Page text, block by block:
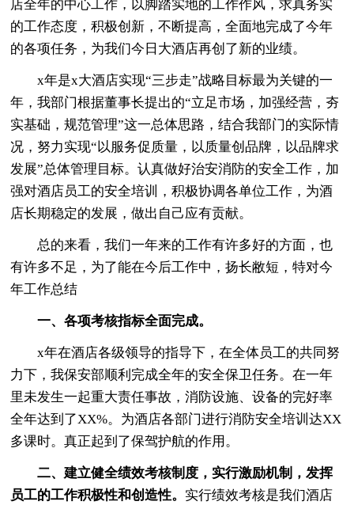
店全年的中心工作，以脚踏实地的工作作风，求真务实
的工作态度，积极创新，不断提高，全面地完成了今年
的各项任务，为我们今日大酒店再创了新的业绩。
x年是x大酒店实现“三步走”战略目标最为关键的一
年，我部门根据董事长提出的“立足市场，加强经营，夯
实基础，规范管理”这一总体思路，结合我部门的实际情
况，努力实现“以服务促质量，以质量创品牌，以品牌求
发展”总体管理目标。认真做好治安消防的安全工作，加
强对酒店员工的安全培训，积极协调各单位工作，为酒
店长期稳定的发展，做出自己应有贡献。
总的来看，我们一年来的工作有许多好的方面，也
有许多不足，为了能在今后工作中，扬长敝短，特对今
年工作总结
一、各项考核指标全面完成。
x年在酒店各级领导的指导下，在全体员工的共同努
力下，我保安部顺利完成全年的安全保卫任务。在一年
里未发生一起重大责任事故，消防设施、设备的完好率
全年达到了XX%。为酒店各部门进行消防安全培训达XX
多课时。真正起到了保驾护航的作用。
二、建立健全绩效考核制度，实行激励机制，发挥
员工的工作积极性和创造性。 实行绩效考核是我们酒店